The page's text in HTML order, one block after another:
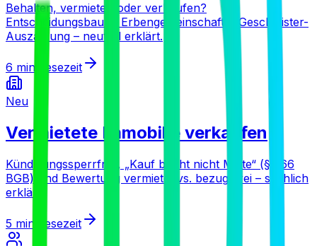
Behalten, vermieten oder verkaufen?
Entscheidungsbaum, Erbengemeinschaft & Geschwister-
Auszahlung – neutral erklärt.
6 min Lesezeit
Neu
Vermietete Immobilie verkaufen
Kündigungssperrfrist, „Kauf bricht nicht Miete“ (§ 566
BGB) und Bewertung vermietet vs. bezugsfrei – sachlich
erklärt.
5 min Lesezeit